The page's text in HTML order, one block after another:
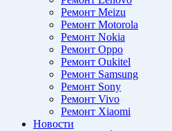
Ремонт Meizu
Ремонт Motorоla
Ремонт Nokia
Ремонт Oppo
Ремонт Oukitel
Ремонт Samsung
Ремонт Sony
Ремонт Vivo
Ремонт Xiaomi
Новости